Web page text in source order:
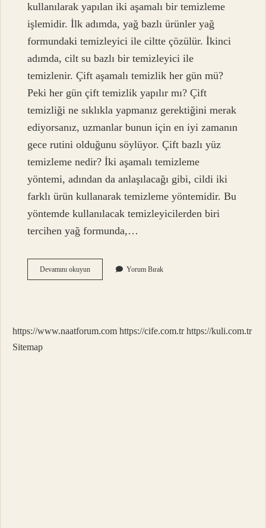
kullanılarak yapılan iki aşamalı bir temizleme
işlemidir. İlk adımda, yağ bazlı ürünler yağ
formundaki temizleyici ile ciltte çözülür. İkinci
adımda, cilt su bazlı bir temizleyici ile
temizlenir. Çift aşamalı temizlik her gün mü?
Peki her gün çift temizlik yapılır mı? Çift
temizliği ne sıklıkla yapmanız gerektiğini merak
ediyorsanız, uzmanlar bunun için en iyi zamanın
gece rutini olduğunu söylüyor. Çift bazlı yüz
temizleme nedir? İki aşamalı temizleme
yöntemi, adından da anlaşılacağı gibi, cildi iki
farklı ürün kullanarak temizleme yöntemidir. Bu
yöntemde kullanılacak temizleyicilerden biri
tercihen yağ formunda,…
Devamını okuyunÇift
Aşamalı
Yorum Bırak
https://www.naatforum.com https://cife.com.tr https://kuli.com.tr
Sitemap